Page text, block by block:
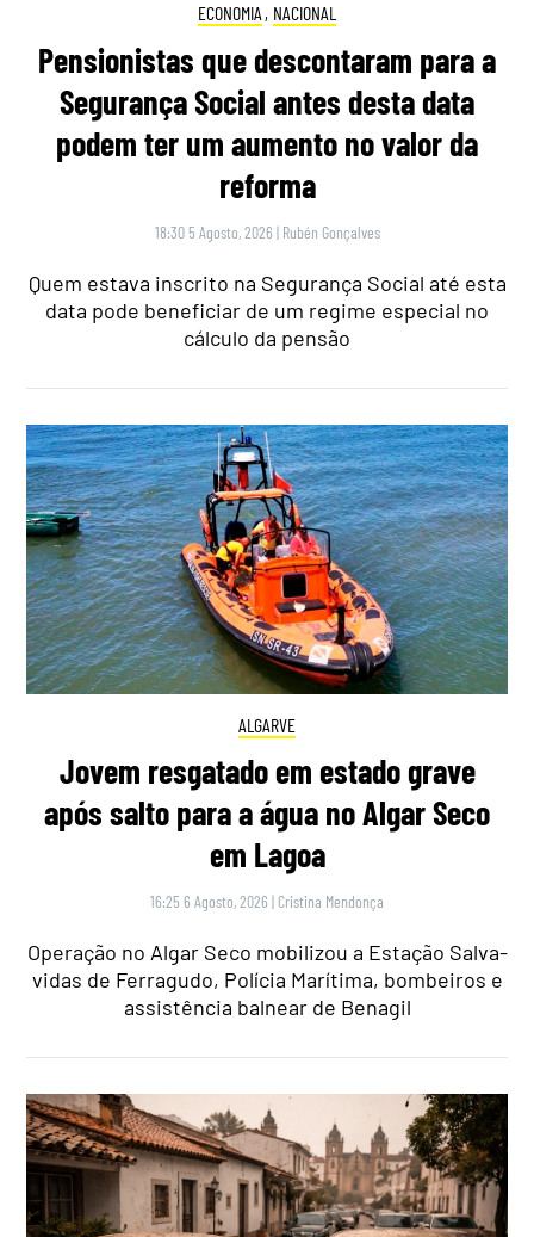
ECONOMIA , NACIONAL
Pensionistas que descontaram para a
Segurança Social antes desta data
podem ter um aumento no valor da
reforma
18:30 5 Agosto, 2026 | Rubén Gonçalves
Quem estava inscrito na Segurança Social até esta
data pode beneficiar de um regime especial no
cálculo da pensão
ALGARVE
Jovem resgatado em estado grave
após salto para a água no Algar Seco
em Lagoa
16:25 6 Agosto, 2026 | Cristina Mendonça
Operação no Algar Seco mobilizou a Estação Salva-
vidas de Ferragudo, Polícia Marítima, bombeiros e
assistência balnear de Benagil